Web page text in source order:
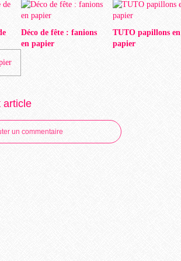
Déco de fête : fanions
en papier
TUTO papillons en
papier
article
un commentaire